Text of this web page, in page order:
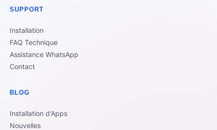
SUPPORT
Installation
FAQ Technique
Assistance WhatsApp
Contact
BLOG
Installation d'Apps
Nouvelles